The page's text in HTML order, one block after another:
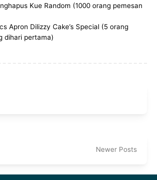
Kue Random (1000 orang pemesan
Apron Dilizzy Cake’s Special (5 orang
dihari pertama)
Newer Posts